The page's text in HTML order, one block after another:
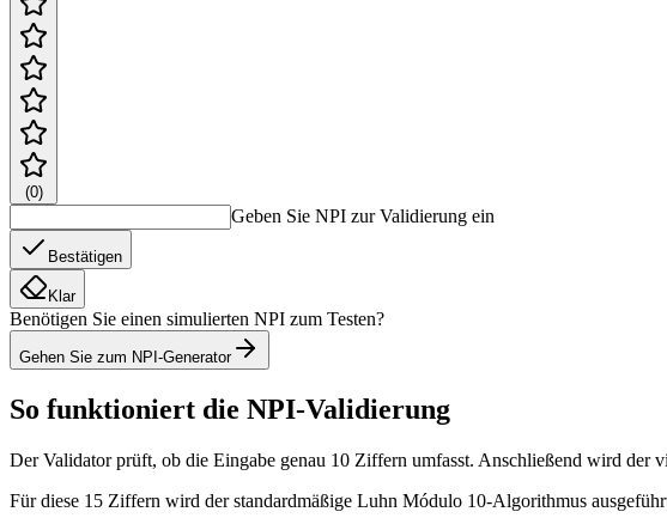
(0)
Geben Sie NPI zur Validierung ein
Bestätigen
Klar
Benötigen Sie einen simulierten NPI zum Testen?
Gehen Sie zum NPI-Generator
So funktioniert die NPI-Validierung
Der Validator prüft, ob die Eingabe genau 10 Ziffern umfasst. Anschließend wird der
Für diese 15 Ziffern wird der standardmäßige Luhn Módulo 10-Algorithmus